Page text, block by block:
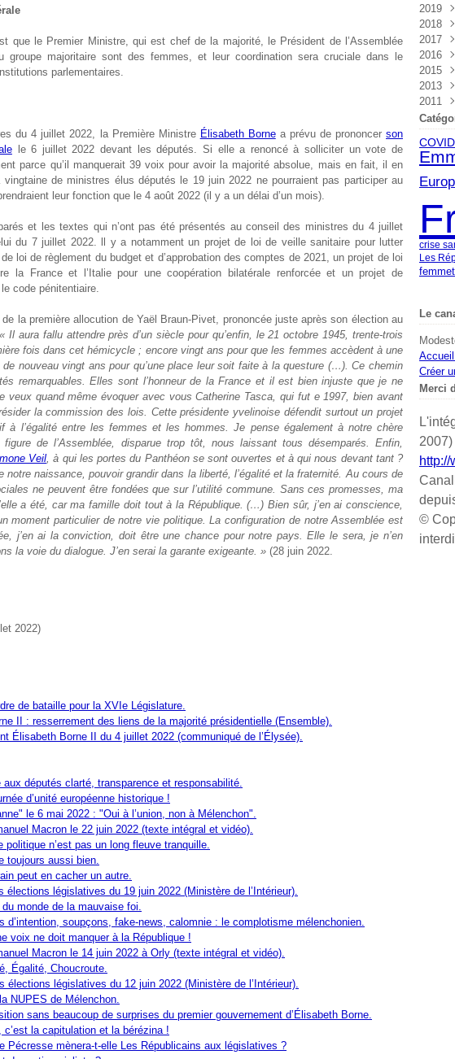
que le Premier Ministre, qui est chef de la majorité, le Président de l’Assemblée
groupe majoritaire sont des femmes, et leur coordination sera cruciale dans le
parlementaires.
du 4 juillet 2022, la Première Ministre Élisabeth Bornea prévu de prononcerson
le 6 juillet 2022 devant les députés. Si elle a renoncé à solliciter un vote de
parce qu’il manquerait 39 voix pour avoir la majorité absolue, mais en fait, il en
de ministres élus députés le 19 juin 2022 ne pourraient pas participer au
leur fonction que le 4 août 2022 (il y a un délai d’un mois).
et les textes qui n’ont pas été présentés au conseil des ministres du 4 juillet
du 7 juillet 2022. ll y a notamment un projet de loi de veille sanitaire pour lutter
loi de règlement du budget et d’approbation des comptes de 2021, un projet de loi
la France et l’Italie pour une coopération bilatérale renforcée et un projet de
code pénitentiaire.
de la première allocution de Yaël Braun-Pivet, prononcée juste après son élection au
« Il aura fallu attendre près d’un siècle pour qu’enfin, le 21 octobre 1945, trente-trois
fois dans cet hémicycle ; encore vingt ans pour que les femmes accèdent à une
nouveau vingt ans pour qu’une place leur soit faite à la questure (…). Ce chemin
remarquables. Elles sont l’honneur de la France et il est bien injuste que je ne
veux quand même évoquer avec vous Catherine Tasca, qui fut e 1997, bien avant
la commission des lois. Cette présidente yvelinoise défendit surtout un projet
à l’égalité entre les femmes et les hommes. Je pense également à notre chère
figure de l’Assemblée, disparue trop tôt, nous laissant tous désemparés. Enfin,
Veil, à qui les portes du Panthéon se sont ouvertes et à qui nous devant tant ?
notre naissance, pouvoir grandir dans la liberté, l’égalité et la fraternité. Au cours de
ne peuvent être fondées que sur l’utilité commune. Sans ces promesses, ma
a été, car ma famille doit tout à la République. (…) Bien sûr, j’en ai conscience,
moment particulier de notre vie politique. La configuration de notre Assemblée est
j’en ai la conviction, doit être une chance pour notre pays. Elle le sera, je n’en
la voie du dialogue. J’en serai la garante exigeante. » (28 juin 2022.
2022)
de bataille pour la XVI e Législature.
II : resserrement des liens de la majorité présidentielle (Ensemble).
Élisabeth Borne II du 4 juillet 2022 (communiqué de l’Élysée).
aux députés clarté, transparence et responsabilité.
d’unité européenne historique !
le 6 mai 2022 : "Oui à l’union, non à Mélenchon".
Macron le 22 juin 2022 (texte intégral et vidéo).
politique n’est pas un long fleuve tranquille.
toujours aussi bien.
peut en cacher un autre.
élections législatives du 19 juin 2022 (Ministère de l’Intérieur).
monde de la mauvaise foi.
d’intention, soupçons, fake-news, calomnie : le complotisme mélenchonien.
voix ne doit manquer à la République !
Macron le 14 juin 2022 à Orly (texte intégral et vidéo).
Égalité, Choucroute.
élections législatives du 12 juin 2022 (Ministère de l’Intérieur).
NUPES de Mélenchon.
sans beaucoup de surprises du premier gouvernement d’Élisabeth Borne.
c’est la capitulation et la bérézina !
Pécresse mènera-t-elle Les Républicains aux législatives ?
Août
Juin
Mai
Avril
Mars
Août
Juin
Mai
Avril
Août
Juin
Mai
Août
Juin
Mai
2019
Août
Juin
Mai
2018
Août
Juin
Mai
2017
Juin
Mai
2016
Juin
Mai
2015
Juin
Mars
2013
2011
crise
Les
femme
Le
Créer
Merci
©